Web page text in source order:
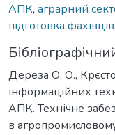
АПК, аграрний
підготовка фахівців,
Дереза О. О.,
інформаційних
АПК. Технічне
в